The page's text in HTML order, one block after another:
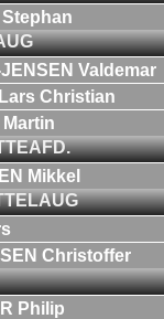
Valdemar
Christian
Martin
Mikkel
Christoffer
Philip